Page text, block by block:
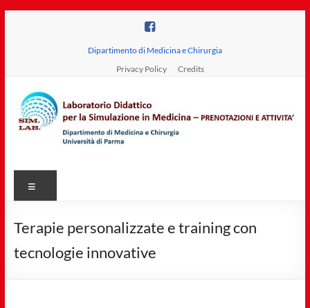
Dipartimento di Medicina e Chirurgia
Privacy Policy
Credits
Laboratorio
Didattico
per
la
Simulazione
Terapie personalizzate e training con
tecnologie innovative